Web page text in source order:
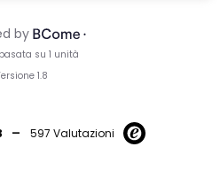
- 597 Valutazioni